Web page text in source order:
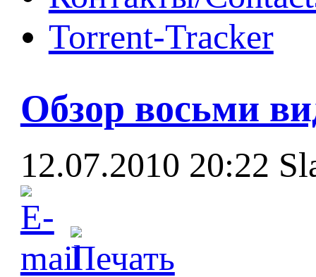
Torrent-Tracker
Обзор восьми
12.07.2010 20:22